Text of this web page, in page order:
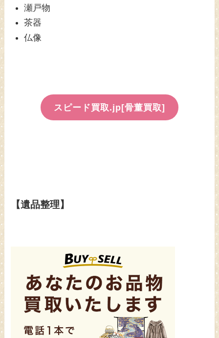
瀬戸物
茶器
仏像
スピード買取.jp[骨董買取]
【遺品整理】